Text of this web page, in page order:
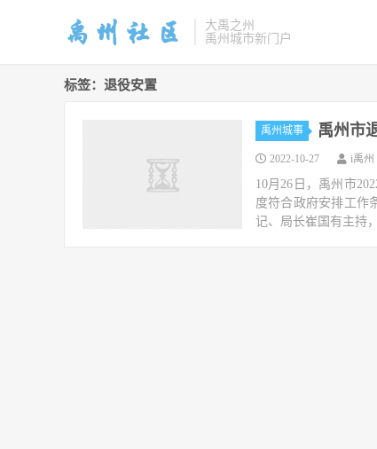
大禹之州
禹州城市新门户
标签：退役安置
禹州城事 禹州市
2022-10-27 i禹州
10月26日，禹州市
度符合政府安排工作
记、局长崔国有主持